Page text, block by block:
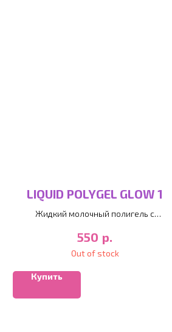
LIQUID POLYGEL GLOW 1
Жидкий молочный полигель с
550 р.
Out of stock
Купить